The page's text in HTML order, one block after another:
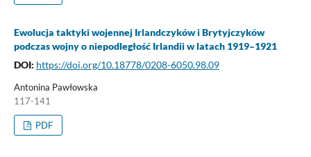
Ewolucja taktyki wojennej Irlandczyków i Brytyjczyków
podczas wojny o niepodległość Irlandii w latach 1919–1921
DOI: https://doi.org/10.18778/0208-6050.98.09
Antonina Pawłowska
117-141
PDF